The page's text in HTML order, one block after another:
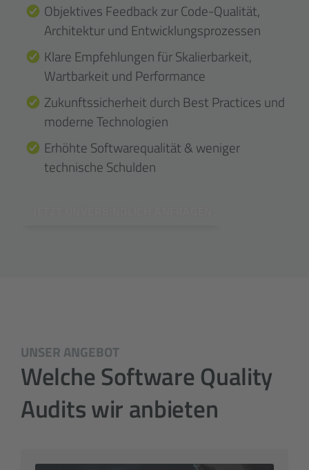
Objektives Feedback zur Code-Qualität,
Architektur und Entwicklungs­prozessen
Klare Empfehlungen für Skalierbarkeit,
Wartbarkeit und Performance
Zukunfts­sicherheit durch Best Practices und
moderne Technologien
Erhöhte Softwarequalität & weniger
technische Schulden
UNSER ANGEBOT
Welche Software Quality
Audits wir anbieten